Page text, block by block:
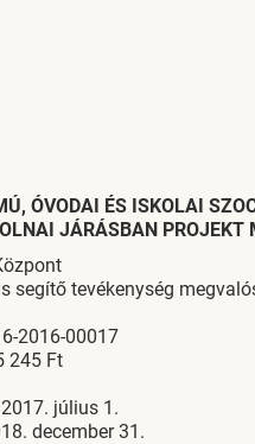
ÓVODAI ÉS ISKOLAI
JÁRÁSBAN PROJEKT
segítő tevékenység
2016-00017
245 Ft
július 1.
december 31.